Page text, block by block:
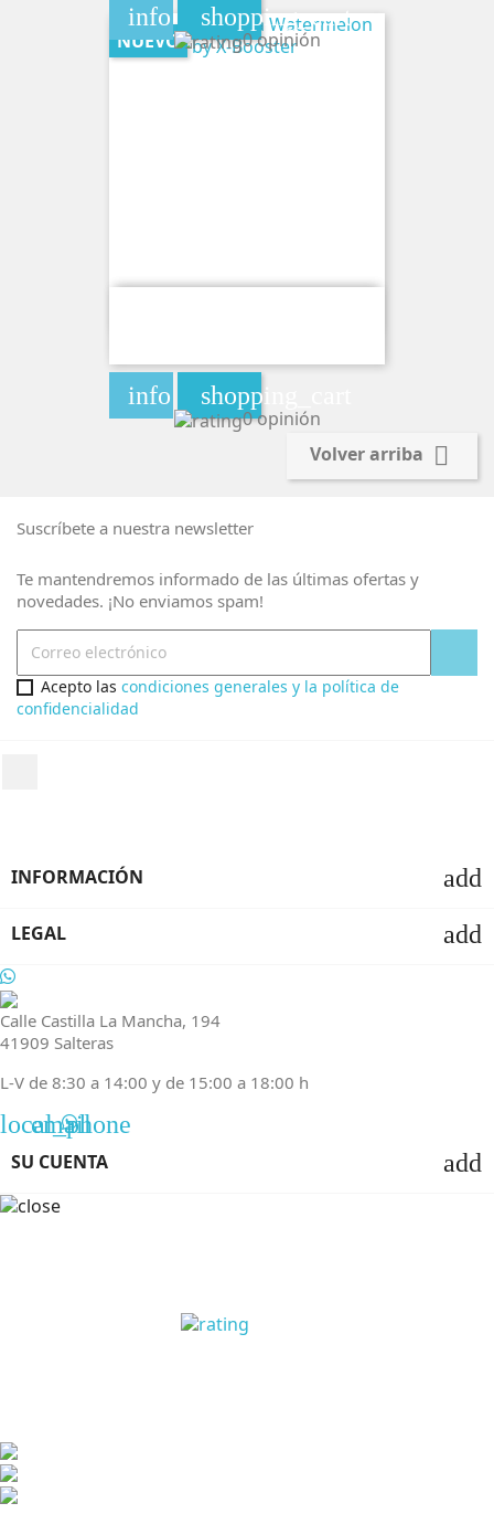
info shopping_cart
0 opinión
info shopping_cart
0 opinión
NUEVO
Volver arriba 
Suscríbete a nuestra newsletter
Te mantendremos informado de las últimas ofertas y
novedades. ¡No enviamos spam!
Acepto las condiciones generales y la política de
confidencialidad
INFORMACIÓN add
LEGAL add
Calle Castilla La Mancha, 194
41909 Salteras
L-V de 8:30 a 14:00 y de 15:00 a 18:00 h
local_phone
email
SU CUENTA add
OPINIONES CLIENTES